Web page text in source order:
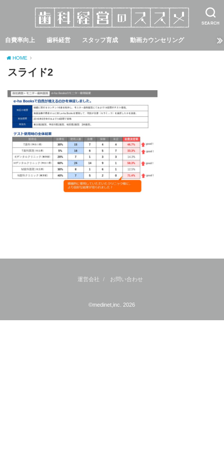
SEARCH
自費率向上 歯科経営 スタッフ育成 動画カウンセリング
HOME
スライド2
運営会社 お問い合わせ
©medinet,inc. 2026